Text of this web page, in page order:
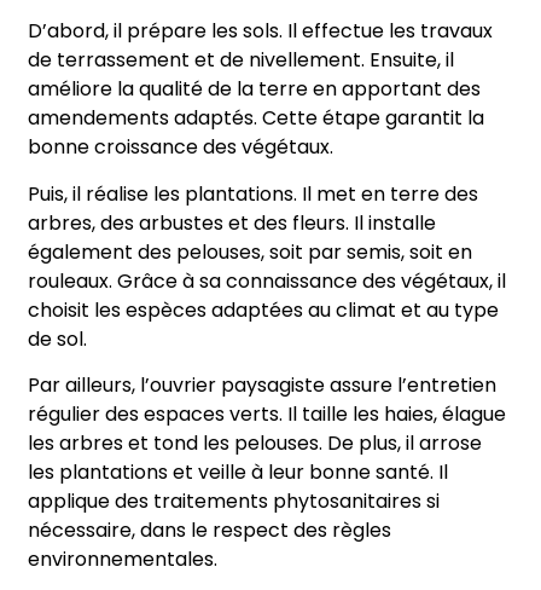
D’abord, il prépare les sols. Il effectue les travaux
de terrassement et de nivellement. Ensuite, il
améliore la qualité de la terre en apportant des
amendements adaptés. Cette étape garantit la
bonne croissance des végétaux.
Puis, il réalise les plantations. Il met en terre des
arbres, des arbustes et des fleurs. Il installe
également des pelouses, soit par semis, soit en
rouleaux. Grâce à sa connaissance des végétaux, il
choisit les espèces adaptées au climat et au type
de sol.
Par ailleurs, l’ouvrier paysagiste assure l’entretien
régulier des espaces verts. Il taille les haies, élague
les arbres et tond les pelouses. De plus, il arrose
les plantations et veille à leur bonne santé. Il
applique des traitements phytosanitaires si
nécessaire, dans le respect des règles
environnementales.